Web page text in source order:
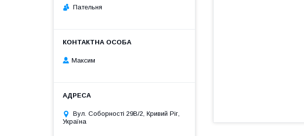
Пательня
Максим
Вул. Соборності 29В/2, Кривий Ріг,
Україна